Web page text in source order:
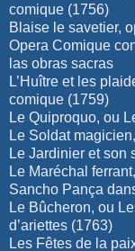
comique (1756)
Blaise le savetier,
Opera Comique
las obras sacras
L’Huître et les
comique (1759)
Le Quiproquo, ou
Le Soldat
Le Jardinier et son
Le Maréchal
Sancho Pança
Le Bûcheron, ou
d’ariettes (1763)
Les Fêtes de la